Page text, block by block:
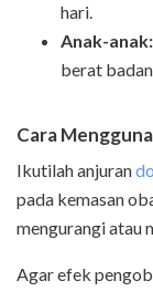
hari.
Anak-anak:
berat
Cara
Ikutilah anjuran
pada kemasan
mengurangi atau
Agar efek